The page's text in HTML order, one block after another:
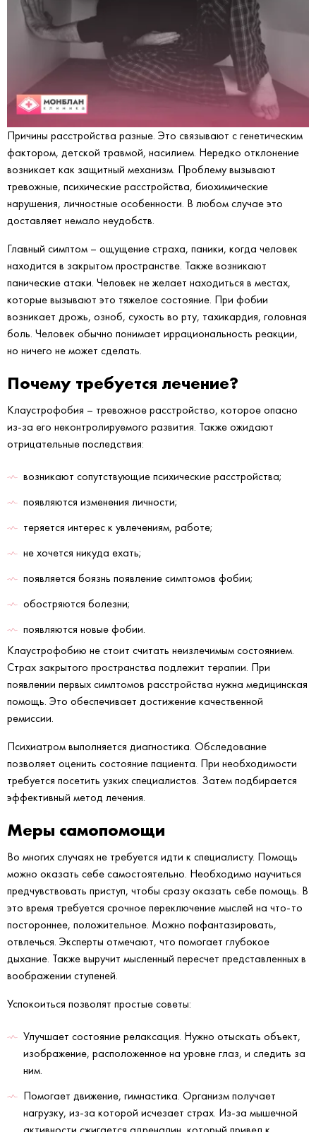
Причины расстройства разные. Это связывают с генетическим
фактором, детской травмой, насилием. Нередко отклонение
возникает как защитный механизм. Проблему вызывают
тревожные, психические расстройства, биохимические
нарушения, личностные особенности. В любом случае это
доставляет немало неудобств.
Главный симптом – ощущение страха, паники, когда человек
находится в закрытом пространстве. Также возникают
панические атаки. Человек не желает находиться в местах,
которые вызывают это тяжелое состояние. При фобии
возникает дрожь, озноб, сухость во рту, тахикардия, головная
боль. Человек обычно понимает иррациональность реакции,
но ничего не может сделать.
Почему требуется лечение?
Клаустрофобия – тревожное расстройство, которое опасно
из-за его неконтролируемого развития. Также ожидают
отрицательные последствия:
возникают сопутствующие психические расстройства;
появляются изменения личности;
теряется интерес к увлечениям, работе;
не хочется никуда ехать;
появляется боязнь появление симптомов фобии;
обостряются болезни;
появляются новые фобии.
Клаустрофобию не стоит считать неизлечимым состоянием.
Страх закрытого пространства подлежит терапии. При
появлении первых симптомов расстройства нужна медицинская
помощь. Это обеспечивает достижение качественной
ремиссии.
Психиатром выполняется диагностика. Обследование
позволяет оценить состояние пациента. При необходимости
требуется посетить узких специалистов. Затем подбирается
эффективный метод лечения.
Меры самопомощи
Во многих случаях не требуется идти к специалисту. Помощь
можно оказать себе самостоятельно. Необходимо научиться
предчувствовать приступ, чтобы сразу оказать себе помощь. В
это время требуется срочное переключение мыслей на что-то
постороннее, положительное. Можно пофантазировать,
отвлечься. Эксперты отмечают, что помогает глубокое
дыхание. Также выручит мысленный пересчет представленных в
воображении ступеней.
Успокоиться позволят простые советы:
Улучшает состояние релаксация. Нужно отыскать объект,
изображение, расположенное на уровне глаз, и следить за
ним.
Помогает движение, гимнастика. Организм получает
нагрузку, из-за которой исчезает страх. Из-за мышечной